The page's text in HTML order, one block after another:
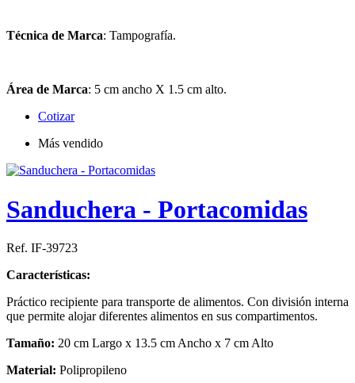
Técnica de Marca: Tampografía.
Área de Marca: 5 cm ancho X 1.5 cm alto.
Cotizar
Más vendido
Sanduchera - Portacomidas
Ref. IF-39723
Características:
Práctico recipiente para transporte de alimentos. Con división interna
que permite alojar diferentes alimentos en sus compartimentos.
Tamaño: 20 cm Largo x 13.5 cm Ancho x 7 cm Alto
Material: Polipropileno